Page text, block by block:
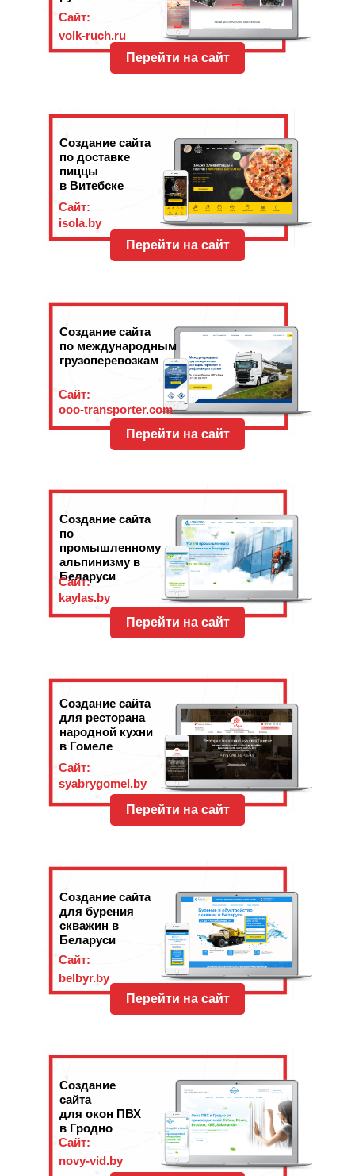
Создание сайта
по международным
грузоперевозкам
Перейти на сайт
Сайт:
ooo-transporter.com
Перейти на сайт
Сайт:
volk-ruch.ru
Создание сайта
по доставке
пиццы
в Витебске
Перейти на сайт
Сайт:
isola.by
Создание сайта
по
промышленному
альпинизму в
Беларуси
Перейти на сайт
Сайт:
kaylas.by
Создание сайта
для бурения
скважин в
Беларуси
Перейти на сайт
Сайт:
belbyr.by
Создание
сайта
для окон ПВХ
в Гродно
Сайт:
novy-vid.by
Создание сайта
для ресторана
народной кухни
в Гомеле
Перейти на сайт
Сайт:
syabrygomel.by